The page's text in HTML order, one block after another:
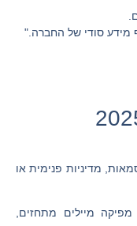
סודי של החברה."
מדיניות פנימית או
מפיקה מיילים מתחזים,